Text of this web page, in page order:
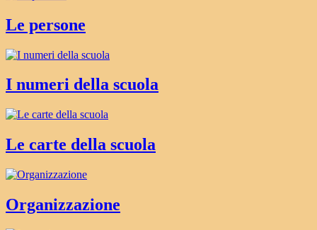
Le persone
I numeri della scuola
Le carte della scuola
Organizzazione